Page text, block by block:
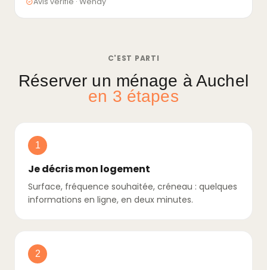
C'EST PARTI
Réserver un ménage à Auchel
en 3 étapes
1
Je décris mon logement
Surface, fréquence souhaitée, créneau : quelques
informations en ligne, en deux minutes.
2